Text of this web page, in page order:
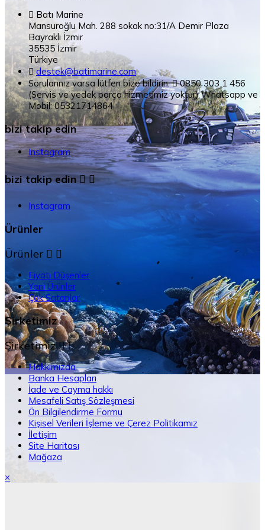
 Batı Marine
Mansuroğlu Mah. 288 sokak no:31/A Demir Plaza
Bayraklı İzmir
35535 İzmir
Türkiye
 destek@batimarine.com
Sorularınız varsa lütfen bize bildirin.  0850 303 1 456
(Servis ve yedek parça hizmetimiz yoktur) Whatsapp ve
Mobil: 05321714864
bizi takip edin
Instagram
bizi takip edin 
Instagram
Ürünler
Ürünler  
Fiyatı Düşenler
Yeni Ürünler
Çok Satanlar
Şirketimiz
Şirketimiz  
Hakkımızda
Banka Hesapları
İade ve Cayma hakkı
Mesafeli Satış Sözleşmesi
Ön Bilgilendirme Formu
Kişisel Verileri İşleme ve Çerez Politikamız
İletişim
Site Haritası
Mağaza
×